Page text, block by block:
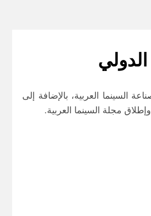
الدولي، للمرة السادسة على التوالي التي تشهد دورته الـ78 تواجداً مكثفاً لصناعة السينما العربية، بالإضافة إلى